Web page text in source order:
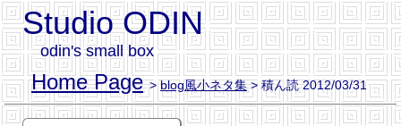
Studio ODIN
odin's small box
Home Page >blog風小ネタ集> 積ん読 2012/03/31